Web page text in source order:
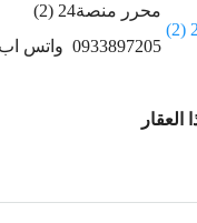
محرر منصة24 (2)
0933897205 واتس اب